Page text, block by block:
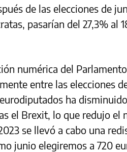
de las elecciones de
pasarían del 27,3% al
numérica del
entre las elecciones
ha
el Brexit, lo que redujo el
se llevó a cabo una
junio elegiremos a 720